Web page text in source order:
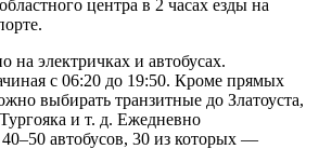
центра в 2 часах езды на
на электричках и автобусах.
с 06:20 до 19:50. Кроме прямых
выбирать транзитные до Златоуста,
и т. д. Ежедневно
автобусов, 30 из которых —